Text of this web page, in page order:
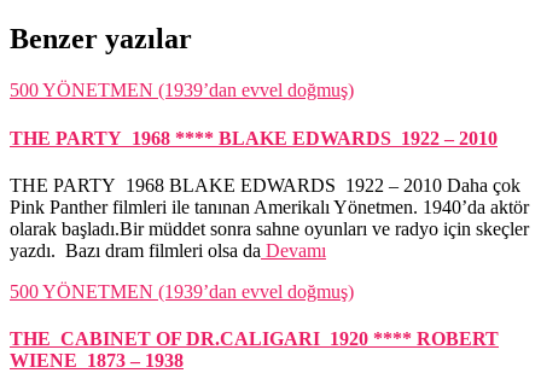
Benzer yazılar
500 YÖNETMEN (1939’dan evvel doğmuş)
THE PARTY 1968 **** BLAKE EDWARDS 1922 – 2010
THE PARTY 1968 BLAKE EDWARDS 1922 – 2010 Daha çok
Pink Panther filmleri ile tanınan Amerikalı Yönetmen. 1940’da aktör
olarak başladı.Bir müddet sonra sahne oyunları ve radyo için skeçler
yazdı. Bazı dram filmleri olsa da Devamı
500 YÖNETMEN (1939’dan evvel doğmuş)
THE CABINET OF DR.CALIGARI 1920 **** ROBERT
WIENE 1873 – 1938